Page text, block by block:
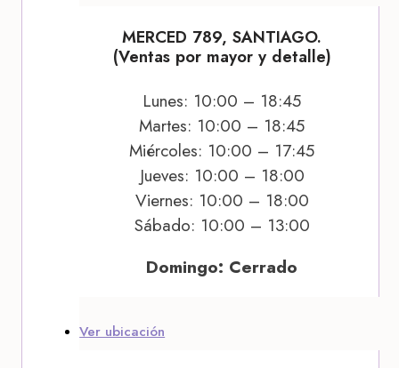
MERCED 789, SANTIAGO.
(Ventas por mayor y detalle)
Lunes: 10:00 – 18:45
Martes: 10:00 – 18:45
Miércoles: 10:00 – 17:45
Jueves: 10:00 – 18:00
Viernes: 10:00 – 18:00
Sábado: 10:00 – 13:00
Domingo: Cerrado
Ver ubicación